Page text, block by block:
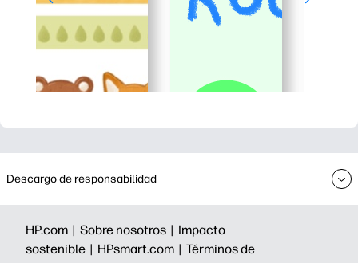
Descargo de responsabilidad
HP.com | Sobre nosotros | Impacto
sostenible | HPsmart.com | Términos de